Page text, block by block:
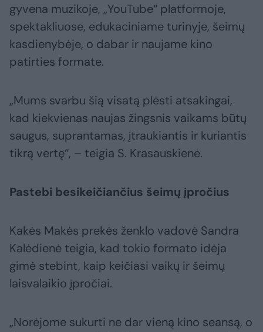
gyvena muzikoje, „YouTube“ platformoje,
spektakliuose, edukaciniame turinyje, šeimų
kasdienybėje, o dabar ir naujame kino
patirties formate.
„Mums svarbu šią visatą plėsti atsakingai,
kad kiekvienas naujas žingsnis vaikams būtų
saugus, suprantamas, įtraukiantis ir kuriantis
tikrą vertę“, – teigia S. Krasauskienė.
Pastebi besikeičiančius šeimų įpročius
Kakės Makės prekės ženklo vadovė Sandra
Kalėdienė teigia, kad tokio formato idėja
gimė stebint, kaip keičiasi vaikų ir šeimų
laisvalaikio įpročiai.
„Norėjome sukurti ne dar vieną kino seansą, o